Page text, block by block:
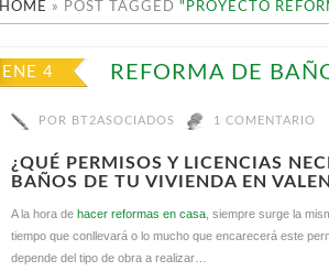
HOME » POST TAGGED"PROYECTO
ENE 4 REFORMA DE
POR BT2ASOCIADOS 1 COMENTARIO
¿QUÉ PERMISOS Y LICENCIAS
BAÑOS DE TU VIVIENDA EN
A la hora dehacer reformas en casa , siempre surge la
tiempo que conllevará o lo mucho que encarecerá este
depende del tipo de obra a realizar…